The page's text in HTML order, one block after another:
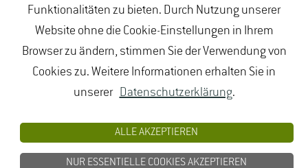
duales Studium Gartenbau| Gartenbau Studium|
Lebensmittelrecht Studium|Lebensmittelsicherheit
Studium| Naturschutz Studium|Oenologie
Studium| Studiengang Logistik|Studiengänge
Lebensmittel |Studiengänge Natur| Studiengänge
Studium Landschaftsarchitektur
Studium Lebensmittel|Studium
Funktionalitäten zu bieten. Durch Nutzung unserer
Website ohne die Cookie-Einstellungen in Ihrem
Browser zu ändern, stimmen Sie der Verwendung von
Cookies zu. Weitere Informationen erhalten Sie in
unserer Datenschutzerklärung.
ALLE AKZEPTIEREN
NUR ESSENTIELLE COOKIES AKZEPTIEREN